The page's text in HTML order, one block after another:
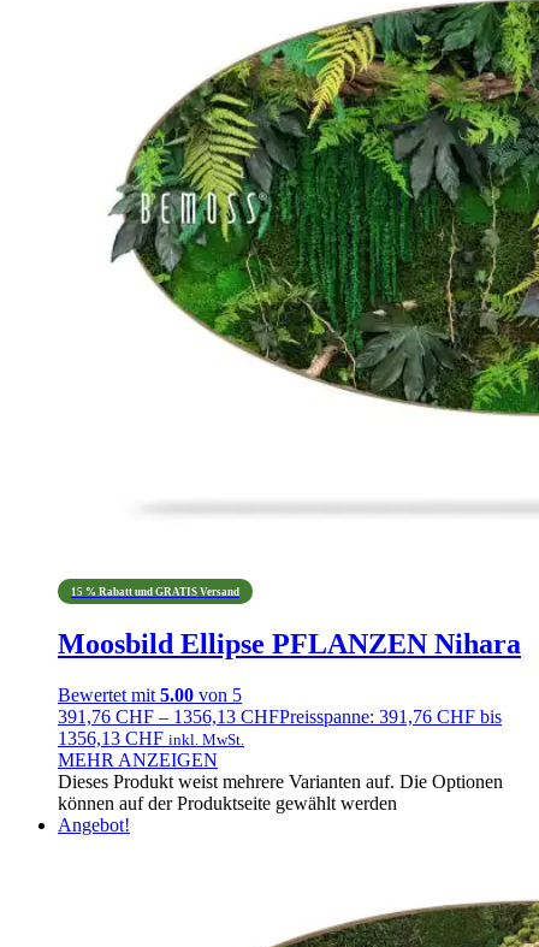
15 % Rabatt und GRATIS Versand
Moosbild Ellipse PFLANZEN Nihara
Bewertet mit 5.00 von 5
391,76 CHF – 1356,13 CHFPreisspanne: 391,76 CHF bis
1356,13 CHF inkl. MwSt.
MEHR ANZEIGEN
Dieses Produkt weist mehrere Varianten auf. Die Optionen
können auf der Produktseite gewählt werden
Angebot!